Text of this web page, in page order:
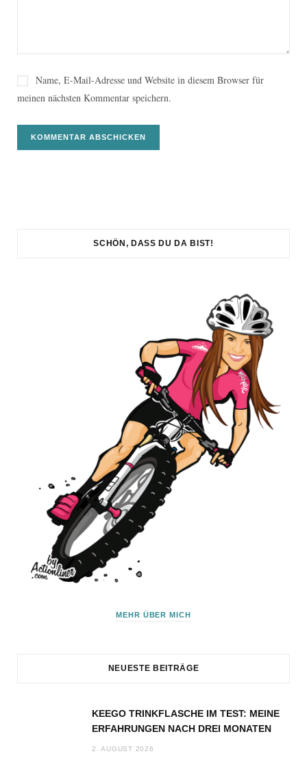
Name, E-Mail-Adresse und Website in diesem Browser für
meinen nächsten Kommentar speichern.
SCHÖN, DASS DU DA BIST!
MEHR ÜBER MICH
NEUESTE BEITRÄGE
KEEGO TRINKFLASCHE IM TEST: MEINE
ERFAHRUNGEN NACH DREI MONATEN
2. AUGUST 2026